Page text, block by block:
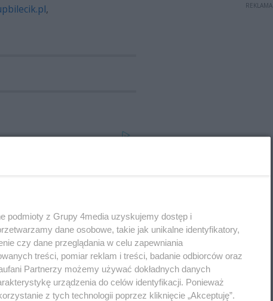
,
REKLAMA
podmioty z Grupy 4media uzyskujemy dostęp i
dane osobowe, takie jak unikalne identyfikatory,
czy dane przeglądania w celu zapewniania
treści, pomiar reklam i treści, badanie odbiorców oraz
Partnerzy możemy używać dokładnych danych
urządzenia do celów identyfikacji. Ponieważ
z tych technologii poprzez kliknięcie „Akceptuję”.